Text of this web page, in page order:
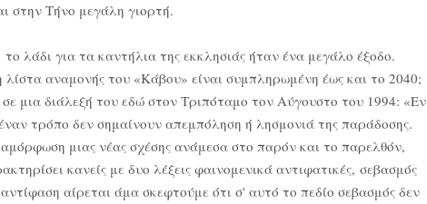
στην Τήνο μεγάλη γιορτή.
το λάδι για τα καντήλια της εκκλησιάς ήταν ένα μεγάλο έξοδο.
αναμονής του «Κάβου» είναι συμπληρωμένη έως και το 2040;
σε μια διάλεξή του εδώ στον Τριπόταμο τον Αύγουστο του 1994: «Εν
τρόπο δεν σημαίνουν απεμπόληση ή λησμονιά της παράδοσης.
μιας νέας σχέσης ανάμεσα στο παρόν και το παρελθόν,
κανείς με δυο λέξεις φαινομενικά αντιφατικές, σεβασμός
αίρεται άμα σκεφτούμε ότι σ' αυτό το πεδίο σεβασμός δεν